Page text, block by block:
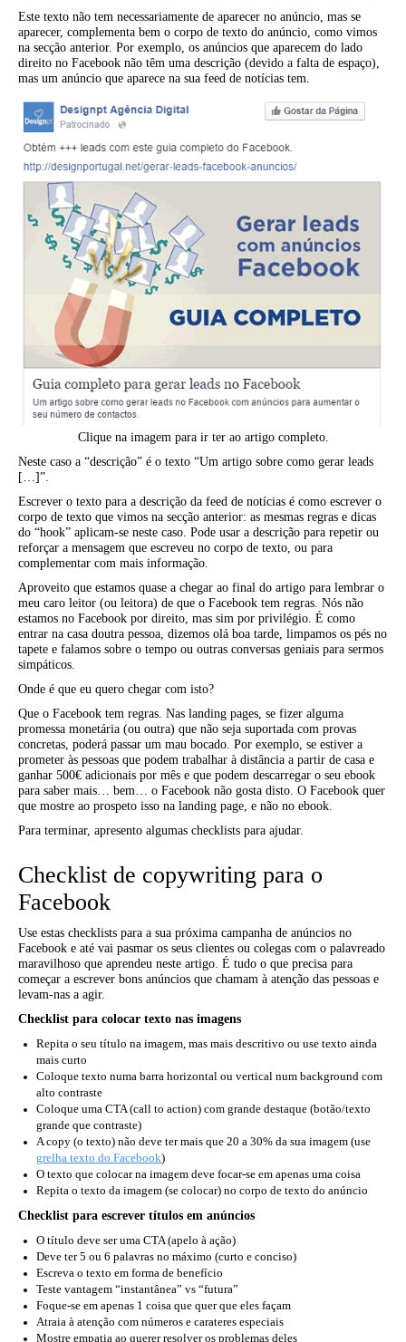
Este texto não tem necessariamente de aparecer no anúncio, mas se
aparecer, complementa bem o corpo de texto do anúncio, como vimos
na secção anterior. Por exemplo, os anúncios que aparecem do lado
direito no Facebook não têm uma descrição (devido a falta de espaço),
mas um anúncio que aparece na sua feed de notícias tem.
Clique na imagem para ir ter ao artigo completo.
Neste caso a “descrição” é o texto “Um artigo sobre como gerar leads
[…]”.
Escrever o texto para a descrição da feed de notícias é como escrever o
corpo de texto que vimos na secção anterior: as mesmas regras e dicas
do “hook” aplicam-se neste caso. Pode usar a descrição para repetir ou
reforçar a mensagem que escreveu no corpo de texto, ou para
complementar com mais informação.
Aproveito que estamos quase a chegar ao final do artigo para lembrar o
meu caro leitor (ou leitora) de que o Facebook tem regras. Nós não
estamos no Facebook por direito, mas sim por privilégio. É como
entrar na casa doutra pessoa, dizemos olá boa tarde, limpamos os pés no
tapete e falamos sobre o tempo ou outras conversas geniais para sermos
simpáticos.
Onde é que eu quero chegar com isto?
Que o Facebook tem regras. Nas landing pages, se fizer alguma
promessa monetária (ou outra) que não seja suportada com provas
concretas, poderá passar um mau bocado. Por exemplo, se estiver a
prometer às pessoas que podem trabalhar à distância a partir de casa e
ganhar 500€ adicionais por mês e que podem descarregar o seu ebook
para saber mais… bem… o Facebook não gosta disto. O Facebook quer
que mostre ao prospeto isso na landing page, e não no ebook.
Para terminar, apresento algumas checklists para ajudar.
Checklist de copywriting para o
Facebook
Use estas checklists para a sua próxima campanha de anúncios no
Facebook e até vai pasmar os seus clientes ou colegas com o palavreado
maravilhoso que aprendeu neste artigo. É tudo o que precisa para
começar a escrever bons anúncios que chamam à atenção das pessoas e
levam-nas a agir.
Checklist para colocar texto nas imagens
Repita o seu título na imagem, mas mais descritivo ou use texto ainda
mais curto
Coloque texto numa barra horizontal ou vertical num background com
alto contraste
Coloque uma CTA (call to action) com grande destaque (botão/texto
grande que contraste)
A copy (o texto) não deve ter mais que 20 a 30% da sua imagem (use
grelha texto do Facebook)
O texto que colocar na imagem deve focar-se em apenas uma coisa
Repita o texto da imagem (se colocar) no corpo de texto do anúncio
Checklist para escrever títulos em anúncios
O título deve ser uma CTA (apelo à ação)
Deve ter 5 ou 6 palavras no máximo (curto e conciso)
Escreva o texto em forma de benefício
Teste vantagem “instantânea” vs “futura”
Foque-se em apenas 1 coisa que quer que eles façam
Atraia à atenção com números e carateres especiais
Mostre empatia ao querer resolver os problemas deles